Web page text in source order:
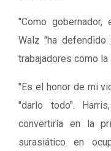
"Como gobernador,
Walz "ha
trabajadores como la
"Es el honor de mi
"darlo todo".
convertiría en la
surasiático en